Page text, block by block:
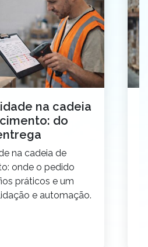
na cadeia
do
na cadeia de
onde o pedido
práticos e um
e automação.